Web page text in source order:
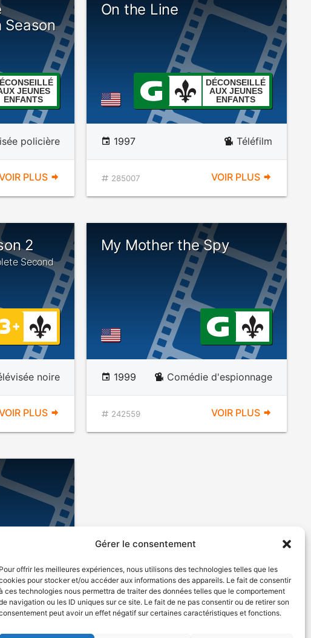
Gérer le consentement
Pour offrir les meilleures expériences, nous utilisons des technologies telles que les
pour stocker et/ou accéder aux informations des appareils. Le fait de consentir
ces technologies nous permettra de traiter des données telles que le comportement
navigation ou les ID uniques sur ce site. Le fait de ne pas consentir ou de retirer son
peut avoir un effet négatif sur certaines caractéristiques et fonctions.
Season
JEUNES
ENFANTS
policière
PLUS
On the Line
DÉCONSEILLÉ
AUX JEUNES
ENFANTS
1997 Téléfilm
285007 VOIR PLUS
2
Second
noire
PLUS
My Mother the Spy
1999 Comédie d'espionnage
242559 VOIR PLUS